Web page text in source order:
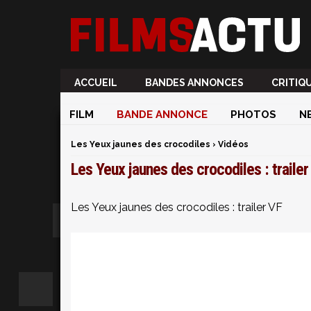
ACCUEIL BANDES ANNONCES
FILM BANDE ANNONCE PHOTOS
Les Yeux jaunes des crocodiles › Vidéos
Les Yeux jaunes des crocodiles : trailer
Les Yeux jaunes des crocodiles : trailer VF